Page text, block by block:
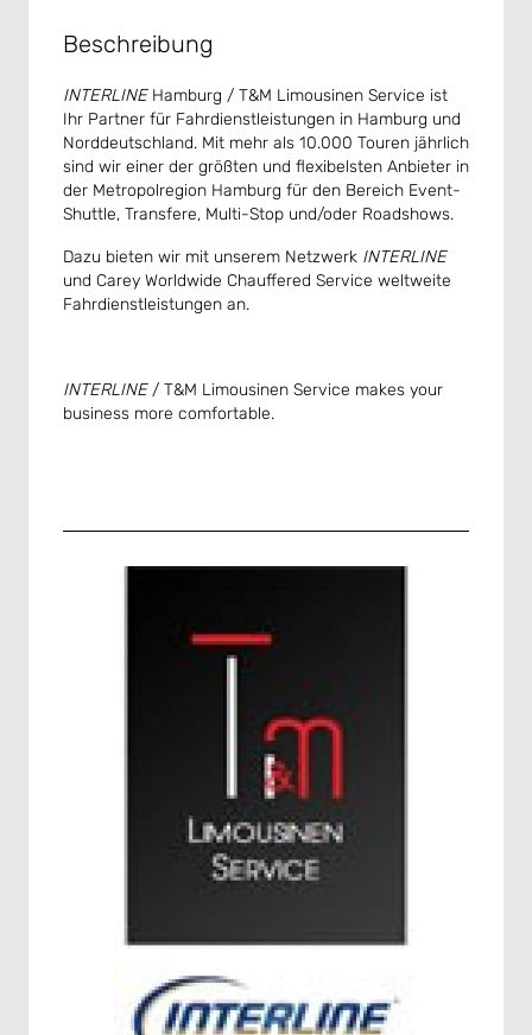
Beschreibung
INTERLINEHamburg / T&M Limousinen Service ist
Ihr Partner für Fahrdienstleistungen in Hamburg und
Norddeutschland. Mit mehr als 10.000 Touren jährlich
sind wir einer der größten und flexibelsten Anbieter in
der Metropolregion Hamburg für den Bereich Event-
Shuttle, Transfere, Multi-Stop und/oder Roadshows.
Dazu bieten wir mit unserem Netzwerk INTERLINE
und Carey Worldwide Chauffered Service weltweite
Fahrdienstleistungen an.
INTERLINE/ T&M Limousinen Service makes your
business more comfortable.